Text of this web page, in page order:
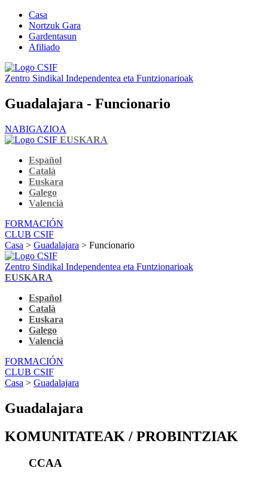
Casa
Nortzuk Gara
Gardentasun
Afiliado
Zentro Sindikal Independentea eta Funtzionarioak
Guadalajara - Funcionario
NABIGAZIOA
EUSKARA
Español
Català
Euskara
Galego
Valencià
FORMACIÓN
CLUB CSIF
Casa > Guadalajara > Funcionario
Zentro Sindikal Independentea eta Funtzionarioak
EUSKARA
Español
Català
Euskara
Galego
Valencià
FORMACIÓN
CLUB CSIF
Casa > Guadalajara
Guadalajara
KOMUNITATEAK / PROBINTZIAK
CCAA